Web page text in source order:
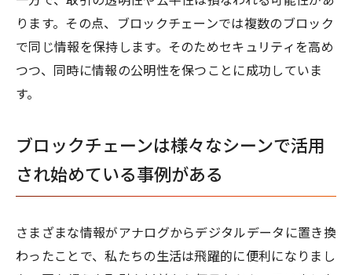
ります。その点、ブロックチェーンでは複数のブロック
で同じ情報を保持します。そのためセキュリティを高め
つつ、同時に情報の公明性を保つことに成功していま
す。
ブロックチェーンは様々なシーンで活用
され始めている事例がある
さまざまな情報がアナログからデジタルデータに置き換
わったことで、私たちの生活は飛躍的に便利になりまし